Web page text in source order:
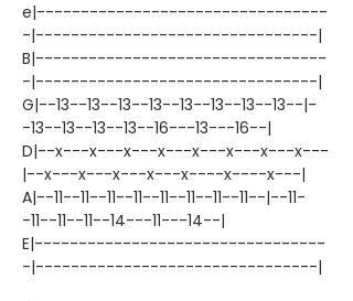
e|---------------------------------
-|--------------------------------|
B|---------------------------------
-|--------------------------------|
G|--13--13--13--13--13--13--13--13--|-
-13--13--13--13--16---13---16--|
D|--x---x---x---x---x---x---x---x---
|--x---x---x---x---x----x----x---|
A|--11--11--11--11--11--11--11--11--|--11-
-11--11--11--14---11---14--|
E|---------------------------------
-|--------------------------------|